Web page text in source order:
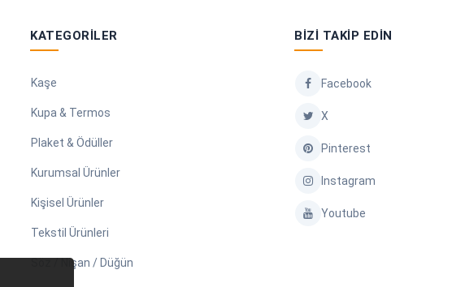
KATEGORILER
Kaşe
Kupa & Termos
Plaket & Ödüller
Kurumsal Ürünler
Kişisel Ürünler
Tekstil Ürünleri
Söz / Nişan / Düğün
BIZI TAKIP EDIN
Facebook
X
Pinterest
Instagram
Youtube